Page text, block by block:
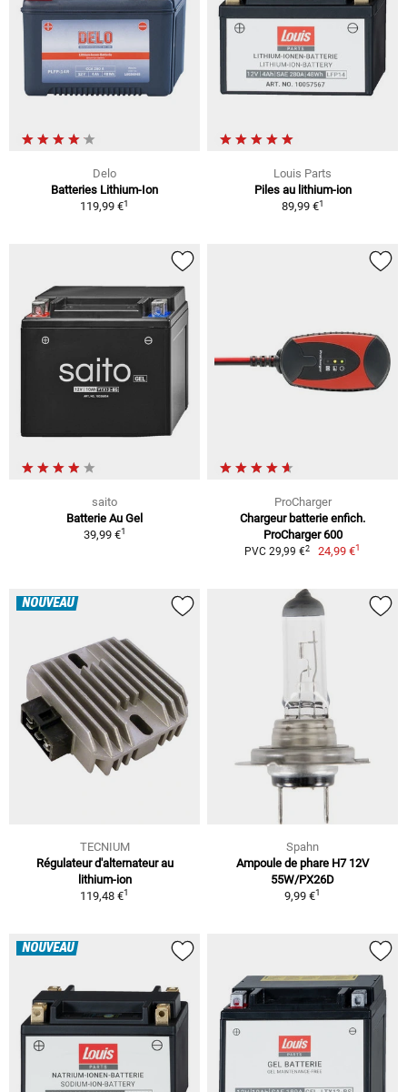
Delo
Batteries Lithium-Ion
119,99 €1
Louis Parts
Piles au lithium-ion
89,99 €1
saito
Batterie Au Gel
39,99 €1
ProCharger
Chargeur batterie enfich.
ProCharger 600
PVC 29,99 €2 24,99 €1
NOUVEAU
TECNIUM
Régulateur d'alternateur au
lithium-ion
119,48 €1
Spahn
Ampoule de phare H7 12V
55W/PX26D
9,99 €1
NOUVEAU